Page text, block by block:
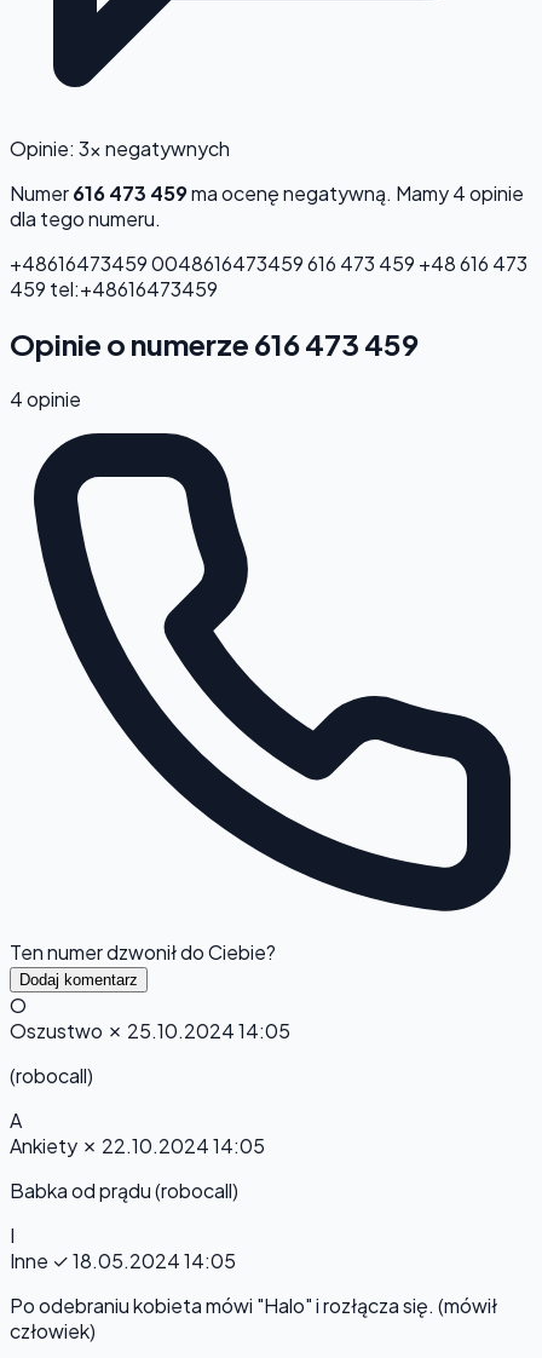
Opinie: 3x negatywnych
Numer616 473 459ma ocenęnegatywną. Mamy 4 opinie
dla tego numeru.
+486164734590048616473459616 473 459 +48 616 473
459 tel:+48616473459
Opinie o numerze 616 473 459
4 opinie
Ten numer dzwonił do Ciebie?
Dodaj komentarz
O
Oszustwo ✗ 25.10.2024 14:05
(robocall)
A
Ankiety ✗ 22.10.2024 14:05
Babka od prądu (robocall)
I
Inne ✓18.05.2024 14:05
Po odebraniu kobieta mówi "Halo" i rozłącza się. (mówił
człowiek)